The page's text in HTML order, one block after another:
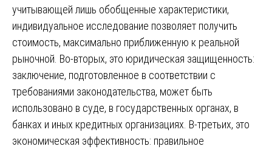
учитывающей лишь обобщенные характеристики,
индивидуальное исследование позволяет получить
стоимость, максимально приближенную к реальной
рыночной. Во-вторых, это юридическая защищенность:
заключение, подготовленное в соответствии с
требованиями законодательства, может быть
использовано в суде, в государственных органах, в
банках и иных кредитных организациях. В-третьих, это
экономическая эффективность: правильное